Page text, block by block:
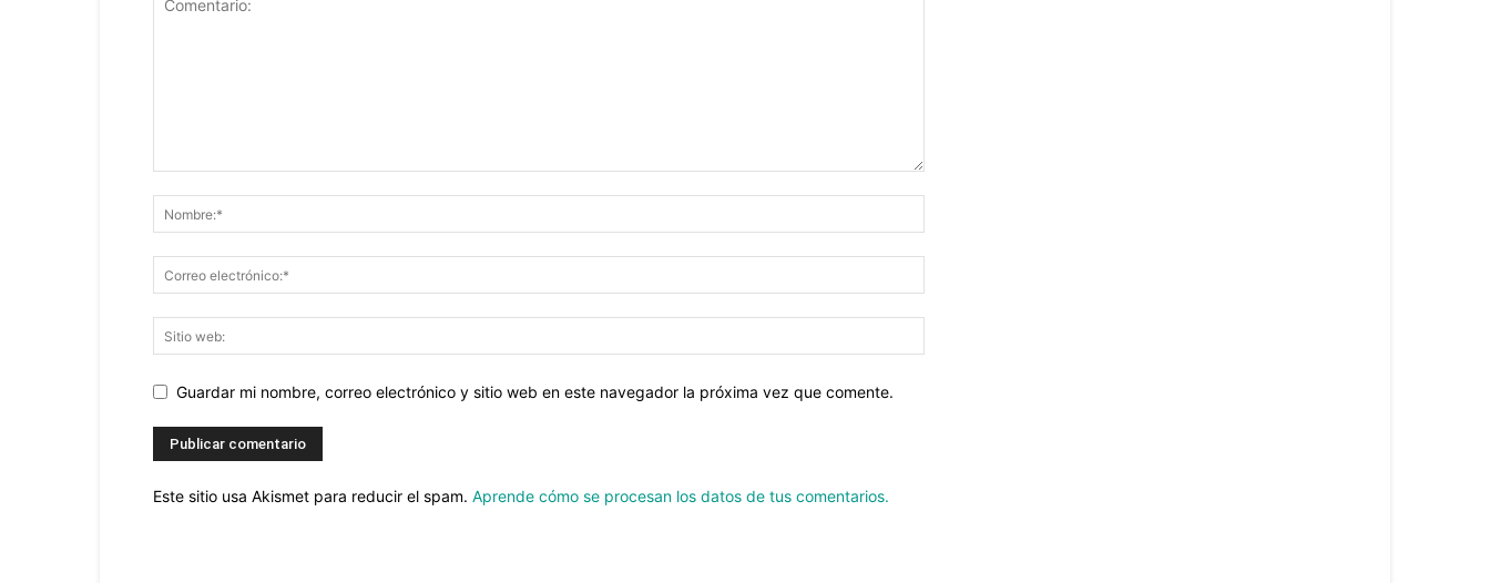
Guardar mi nombre, correo electrónico y sitio web en este navegador la próxima vez que comente.
Este sitio usa Akismet para reducir el spam. Aprende cómo se procesan los datos de tus comentarios.